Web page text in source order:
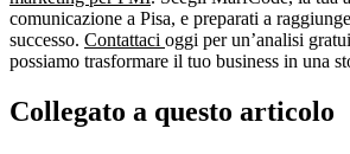
comunicazione a Pisa, e preparati a
successo. Contattaci oggi per un’analisi
possiamo trasformare il tuo business in una
Collegato a questo articolo